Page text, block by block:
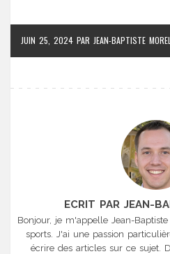
JUIN 25, 2024 PAR JEAN-BAPTISTE MOREL
ECRIT PAR JEAN-
Bonjour, je m'appelle Jean-
sports. J'ai une passion
écrire des articles sur ce sujet.